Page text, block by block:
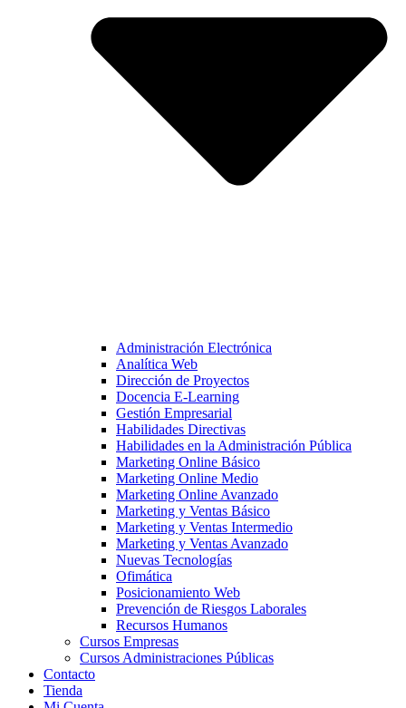
Administración Electrónica
Analítica Web
Dirección de Proyectos
Docencia E-Learning
Gestión Empresarial
Habilidades Directivas
Habilidades en la Administración Pública
Marketing Online Básico
Marketing Online Medio
Marketing Online Avanzado
Marketing y Ventas Básico
Marketing y Ventas Intermedio
Marketing y Ventas Avanzado
Nuevas Tecnologías
Ofimática
Posicionamiento Web
Prevención de Riesgos Laborales
Recursos Humanos
Cursos Empresas
Cursos Administraciones Públicas
Contacto
Tienda